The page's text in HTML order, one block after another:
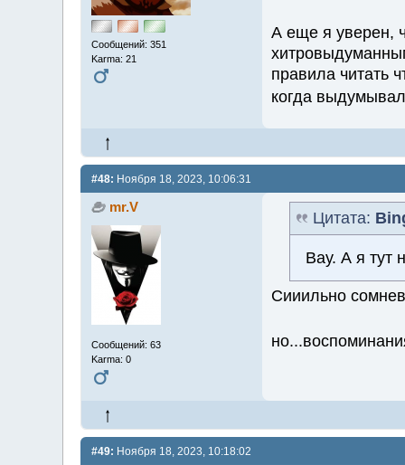
Сообщений: 351
Karma: 21
А еще я уверен,
правила читать
когда
#48: Ноября 18, 2023, 10:06:31
mr.V
Сообщений: 63
Karma: 0
Цитата:
Вау. А я тут
Сииильно
#49: Ноября 18, 2023, 10:18:02